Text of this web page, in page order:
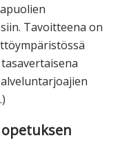
Tavoitteena on